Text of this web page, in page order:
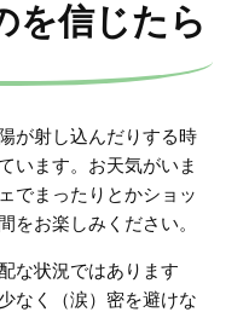
を信じたら
が射し込んだりする時
います。お天気がいま
でまったりとかショッ
をお楽しみください。
な状況ではあります
なく（涙）密を避けな